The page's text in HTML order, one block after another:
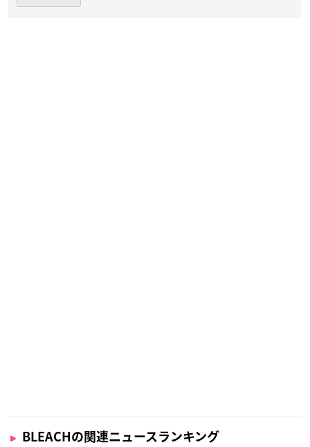
BLEACHの関連ニュースランキング